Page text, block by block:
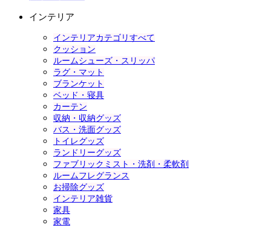
インテリア
インテリアカテゴリすべて
クッション
ルームシューズ・スリッパ
ラグ・マット
ブランケット
ベッド・寝具
カーテン
収納・収納グッズ
バス・洗面グッズ
トイレグッズ
ランドリーグッズ
ファブリックミスト・洗剤・柔軟剤
ルームフレグランス
お掃除グッズ
インテリア雑貨
家具
家電